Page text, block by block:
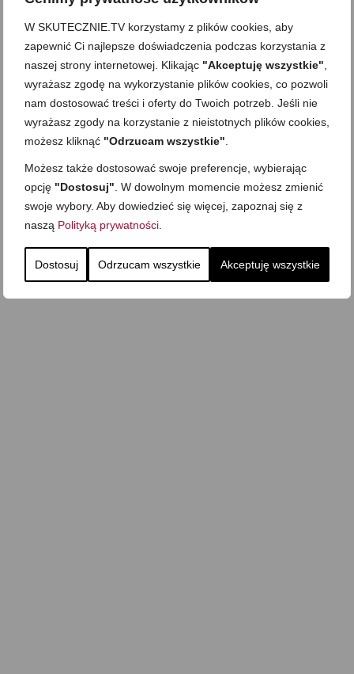
W SKUTECZNIE.TV korzystamy z plików cookies, aby
zapewnić Ci najlepsze doświadczenia podczas korzystania z
naszej strony internetowej. Klikając "Akceptuję wszystkie"
wyrażasz zgodę na wykorzystanie plików cookies, co pozwoli
nam dostosować treści i oferty do Twoich potrzeb. Jeśli nie
wyrażasz zgody na korzystanie z nieistotnych plików cookies,
możesz kliknąć "Odrzucam wszystkie"
Możesz także dostosować swoje preferencje, wybierając
opcję "Dostosuj" . W dowolnym momencie możesz zmienić
swoje wybory. Aby dowiedzieć się więcej, zapoznaj się z
naszą Polityką prywatności
Dostosuj Odrzucam wszystkie Akceptuję wszystkie